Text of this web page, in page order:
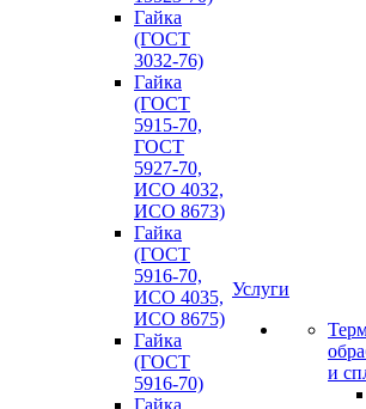
Гайка
(ГОСТ
3032-76)
Гайка
(ГОСТ
5915-70,
ГОСТ
5927-70,
ИСО 4032,
ИСО 8673)
Гайка
(ГОСТ
5916-70,
ИСО 4035,
ИСО 8675)
Гайка
(ГОСТ
5916-70)
Гайка
Услуги
и